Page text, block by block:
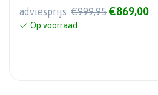
adviesprijs €999,95 €869,00
Op voorraad